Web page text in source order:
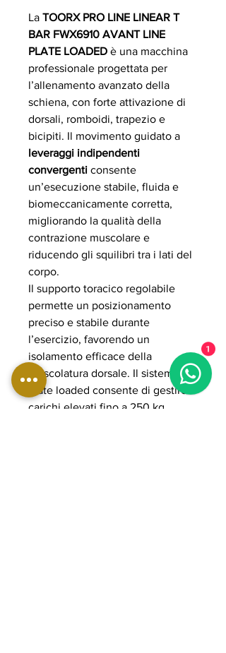
La TOORX PRO LINE LINEAR T
BAR FWX6910 AVANT LINE
PLATE LOADED è una macchina
professionale progettata per
l’allenamento avanzato della
schiena, con forte attivazione di
dorsali, romboidi, trapezio e
bicipiti. Il movimento guidato a
leveraggi indipendenti
convergenti consente
un’esecuzione stabile, fluida e
biomeccanicamente corretta,
migliorando la qualità della
contrazione muscolare e
riducendo gli squilibri tra i lati del
corpo.
Il supporto toracico regolabile
permette un posizionamento
preciso e stabile durante
l’esercizio, favorendo un
isolamento efficace della
muscolatura dorsale. Il sistema
plate loaded consente di gestire
carichi elevati fino a 250 kg,
1